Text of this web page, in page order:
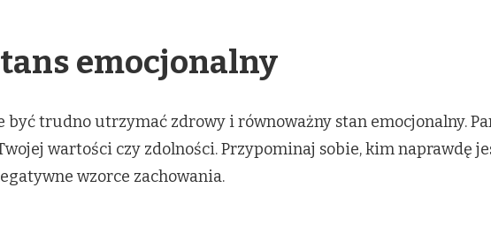
emocjonalny
być trudno utrzymać zdrowy i równoważny stan emocjonalny.
wartości czy zdolności. Przypominaj sobie, kim naprawdę
wzorce zachowania.